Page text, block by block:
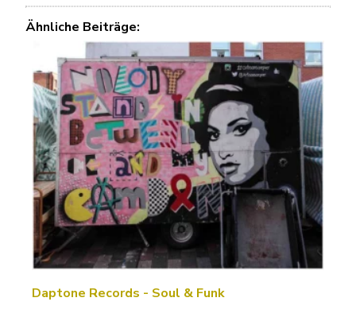
Ähnliche Beiträge:
Daptone Records - Soul & Funk